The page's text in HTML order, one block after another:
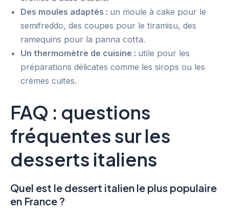
Des moules adaptés : un moule à cake pour le
semifreddo, des coupes pour le tiramisu, des
ramequins pour la panna cotta.
Un thermomètre de cuisine : utile pour les
préparations délicates comme les sirops ou les
crèmes cuites.
FAQ : questions
fréquentes sur les
desserts italiens
Quel est le dessert italien le plus populaire
en France ?